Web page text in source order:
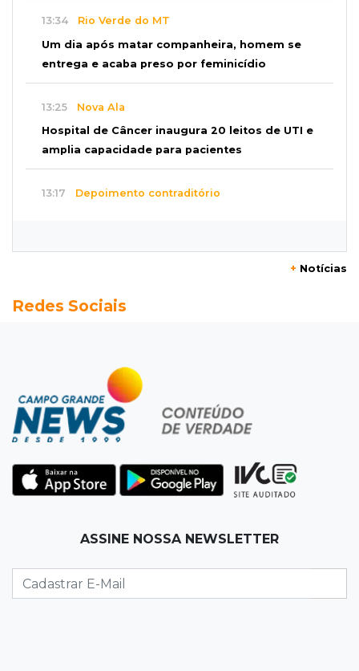
13:34 Rio Verde do MT
Um dia após matar companheira, homem se
entrega e acaba preso por feminicídio
13:25 Nova Ala
Hospital de Câncer inaugura 20 leitos de UTI e
amplia capacidade para pacientes
13:17 Depoimento contraditório
Filha denuncia coronel da reserva da PM por
Artigos
Profissionais da Educação: aqueles que fazem
da escola um lugar de transformação
Venda de diesel em MS bate recorde no
primeiro semestre de 2026
Podcast
de Medicina, compara secretário
+ Notícias
Redes Sociais
ASSINE NOSSA NEWSLETTER